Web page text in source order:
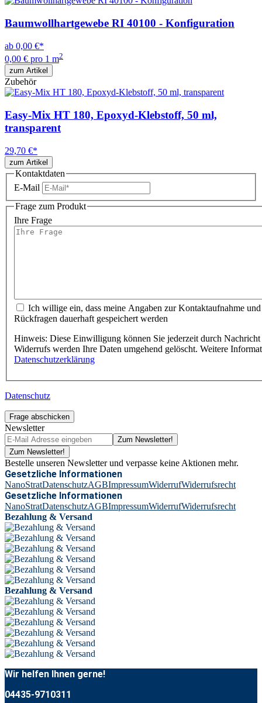
Baumwollhartgewebe RI 40100 - Konfiguration
ab 0,00 €*
0,00 € pro 1 m2
zum Artikel
Zubehör
Easy-Mix HT 180, Epoxyd-Klebstoff, 50 ml,
transparent
29,70 €*
zum Artikel
Kontaktdaten
E-Mail
Frage zum Produkt
Ihre Frage
Ich willige ein, dass meine Angaben zur Kontaktaufnahme
Rückfragen dauerhaft gespeichert werden
Hinweis: Diese Einwilligung können Sie jederzeit durch
Widerrufs werden Ihre Daten umgehend gelöscht. Weitere
Datenschutzerklärung
Datenschutz
Frage abschicken
Newsletter
Zum Newsletter!
Zum Newsletter!
Bestelle unseren Newsletter und verpasse keine Aktionen mehr.
Gesetzliche Informationen
NanoStratDatenschutzAGBImpressumWiderrufWiderrufsrecht
Gesetzliche Informationen
NanoStratDatenschutzAGBImpressumWiderrufWiderrufsrecht
Bezahlung & Versand
Bezahlung & Versand
Wir helfen Ihnen gerne!
04435-9710311